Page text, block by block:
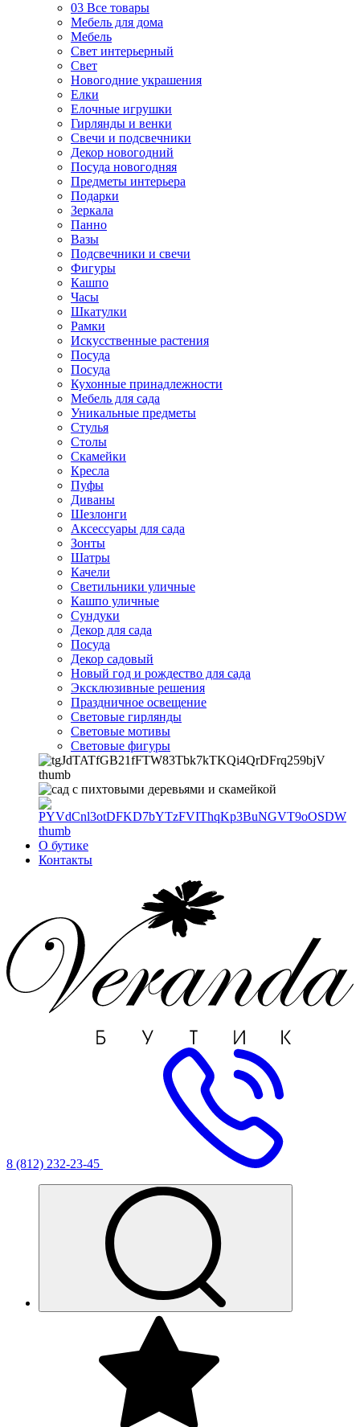
03 Все товары
Мебель для дома
Мебель
Свет интерьерный
Свет
Новогодние украшения
Елки
Елочные игрушки
Гирлянды и венки
Свечи и подсвечники
Декор новогодний
Посуда новогодняя
Предметы интерьера
Подарки
Зеркала
Панно
Вазы
Подсвечники и свечи
Фигуры
Кашпо
Часы
Шкатулки
Рамки
Искусственные растения
Посуда
Посуда
Кухонные принадлежности
Мебель для сада
Уникальные предметы
Стулья
Столы
Скамейки
Кресла
Пуфы
Диваны
Шезлонги
Аксессуары для сада
Зонты
Шатры
Качели
Cветильники уличные
Кашпо уличные
Сундуки
Декор для сада
Посуда
Декор садовый
Новый год и рождество для сада
Эксклюзивные решения
Праздничное освещение
Световые гирлянды
Световые мотивы
Световые фигуры
О бутике
Контакты
8 (812) 232-23-45